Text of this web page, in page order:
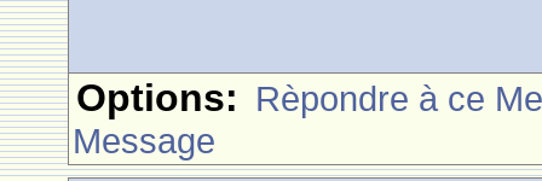
Options: Rèpondre à ce
Message